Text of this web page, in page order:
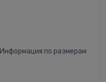
Информация по размерам